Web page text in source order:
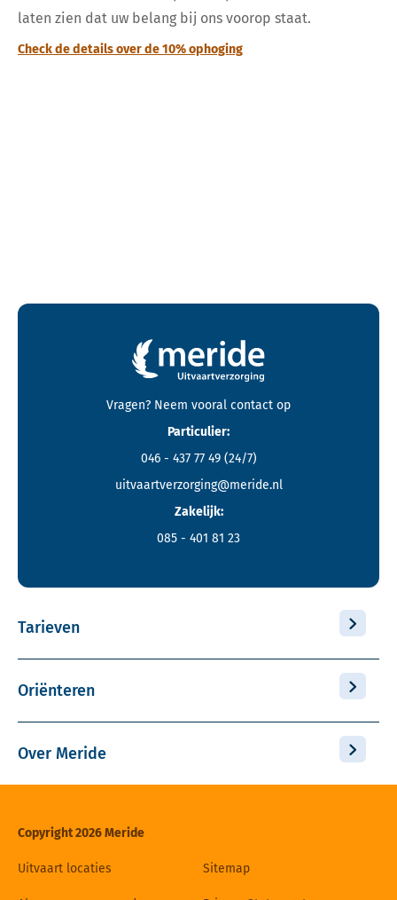
laten zien dat uw belang bij ons voorop staat.
Check de details over de 10% ophoging
Contactgegevens en footer menu van Meride
Vragen? Neem vooral contact op
Particulier:
046 - 437 77 49 (24/7)
uitvaartverzorging@meride.nl
Zakelijk:
085 - 401 81 23
Tarieven
Oriënteren
Over Meride
Copyright 2026 Meride
Uitvaart locaties Sitemap